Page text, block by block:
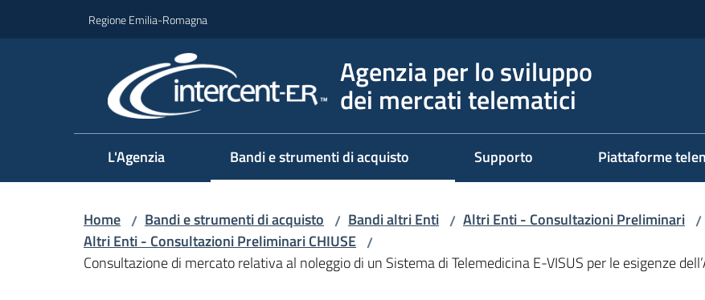
Regione Emilia-Romagna
Agenzia per lo sviluppo
dei mercati telematici
L'Agenzia Bandi e strumenti di acquisto Supporto Piattaforme
Home / Bandi e strumenti di acquisto / Bandi altri Enti / Altri Enti - Consultazioni Preliminari /
Altri Enti - Consultazioni Preliminari CHIUSE /
Consultazione di mercato relativa al noleggio di un Sistema di Telemedicina E-VISUS per le esigenze